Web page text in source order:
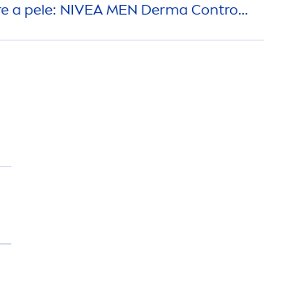
a pele: NIVEAMEN Derma Control